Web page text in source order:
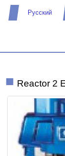
Русский
Reactor 2